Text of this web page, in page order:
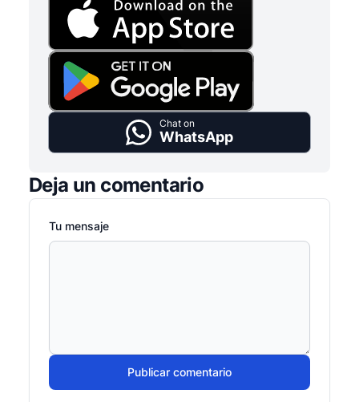
Chat on
WhatsApp
Deja un comentario
Tu mensaje
Publicar comentario